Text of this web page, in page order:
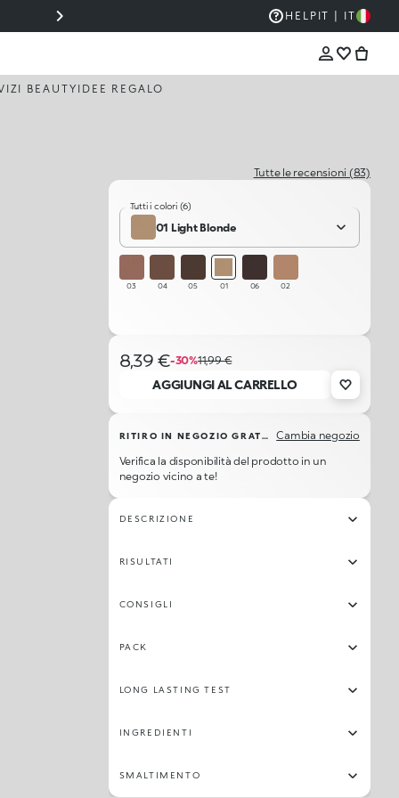
⚡ SUPER PROMO JUST CAVALLI: -30% SU TUTTA
HELP IT | IT
BEAUTY IDEE REGALO
Tutte le recensioni (83)
Tutti i colori (6)
01 Light Blonde
03 04 05 01 06 02
8,39 €-30%11,99 €
AGGIUNGI AL CARRELLO
RITIRO IN NEGOZIO GRATUITO
Cambia negozio
Verifica la disponibilità del prodotto in un
negozio vicino a te!
DESCRIZIONE
RISULTATI
CONSIGLI
PACK
LONG LASTING TEST
INGREDIENTI
SMALTIMENTO